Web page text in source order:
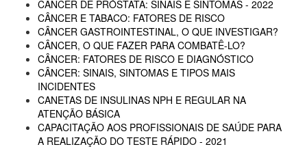
CÂNCER DE PRÓSTATA: SINAIS E SINTOMAS - 2022
CÂNCER E TABACO: FATORES DE RISCO
CÂNCER GASTROINTESTINAL, O QUE INVESTIGAR?
CÂNCER, O QUE FAZER PARA COMBATÊ-LO?
CÂNCER: FATORES DE RISCO E DIAGNÓSTICO
CÂNCER: SINAIS, SINTOMAS E TIPOS MAIS
INCIDENTES
CANETAS DE INSULINAS NPH E REGULAR NA
ATENÇÃO BÁSICA
CAPACITAÇÃO AOS PROFISSIONAIS DE SAÚDE PARA
A REALIZAÇÃO DO TESTE RÁPIDO - 2021